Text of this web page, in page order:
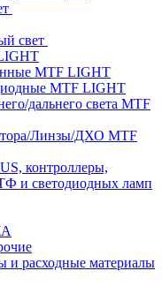
свет
MTF LIGHT
MTF LIGHT
дальнего света MTF
Линзы/ДХО MTF
контроллеры,
и светодиодных ламп
и расходные материалы